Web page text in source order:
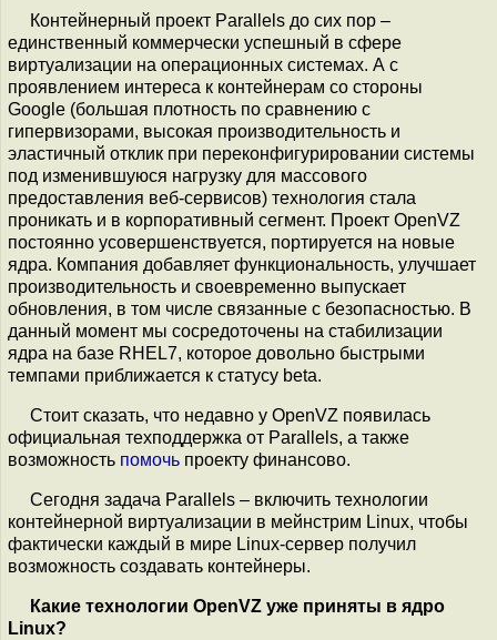
Контейнерный проект Parallels до сих пор –
единственный коммерчески успешный в сфере
виртуализации на операционных системах. А с
проявлением интереса к контейнерам со стороны
Google (большая плотность по сравнению с
гипервизорами, высокая производительность и
эластичный отклик при переконфигурировании системы
под изменившуюся нагрузку для массового
предоставления веб-сервисов) технология стала
проникать и в корпоративный сегмент. Проект OpenVZ
постоянно усовершенствуется, портируется на новые
ядра. Компания добавляет функциональность, улучшает
производительность и своевременно выпускает
обновления, в том числе связанные с безопасностью. В
данный момент мы сосредоточены на стабилизации
ядра на базе RHEL7, которое довольно быстрыми
темпами приближается к статусу beta.
Стоит сказать, что недавно у OpenVZ появилась
официальная техподдержка от Parallels, а также
возможность помочь проекту финансово.
Сегодня задача Parallels – включить технологии
контейнерной виртуализации в мейнстрим Linux, чтобы
фактически каждый в мире Linux-сервер получил
возможность создавать контейнеры.
Какие технологии OpenVZ уже приняты в ядро
Linux?